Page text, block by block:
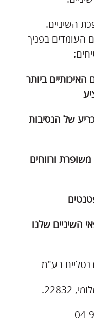
השיניים.
העומדים בפניך
ביותר
של הנסיבות
ורווחים
השיניים שלנו
בע"מ